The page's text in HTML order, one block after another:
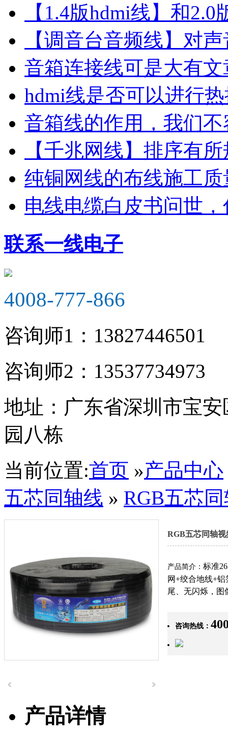
HDMI协会证书
深圳市诚信企业示范单位
深圳市智慧安防商会理事单位
十大新锐品牌奖
安防诚信企业
【1.4版hdmi线】和
【调音台音频线】对
音箱连接线可是大有文
hdmi线是否可以进行
音箱线的作用，我们
【千兆网线】排序有
纯铜网线的布线施工
电线电缆白皮书问世
联系一线电子
4008-777-866
咨询师1： 13827446501
咨询师2： 13537734973
地址： 广东省深圳市宝
园八栋
当前位置:首页 »产品中心
五芯同轴线 » RGB五芯
RGB五芯同轴
产品简介： 标准
网+绞合地线+
尾、无闪烁，图
咨询热线：
产品详情